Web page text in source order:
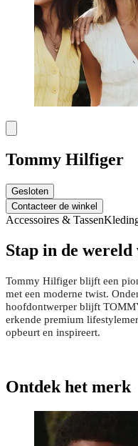
Tommy Hilfiger
Gesloten
Contacteer de winkel
Accessoires & Tassen
Stap in de
Tommy Hilfiger blijft een
met een moderne twist.
hoofdontwerper blijft
erkende premium
opbeurt en inspireert.
Ontdek het merk